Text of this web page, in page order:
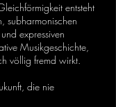
entsteht
subharmonischen
expressiven
Musikgeschichte,
völlig fremd wirkt.
die nie